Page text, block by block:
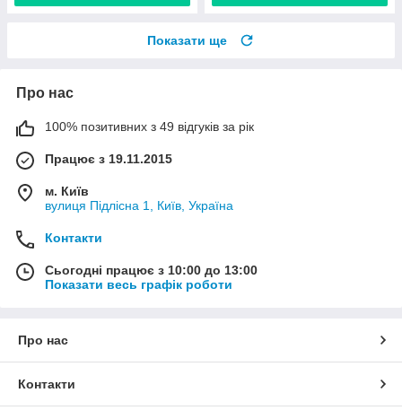
Показати ще
Про нас
100% позитивних з 49 відгуків за рік
Працює з 19.11.2015
м. Київ
вулиця Підлісна 1, Київ, Україна
Контакти
Сьогодні працює з 10:00 до 13:00
Показати весь графік роботи
Про нас
Контакти